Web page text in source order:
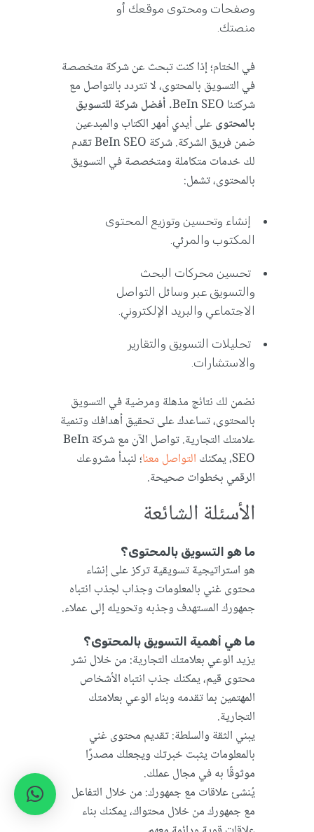
وصفحات ومحتوى موقعك أو
منصتك.
في الختام؛ إذا كنت تبحث عن شركة متخصصة
في التسويق بالمحتوى، لا تتردد بالتواصل مع
شركتنا BeIn SEO.
أفضل شركة للتسويق
بالمحتوى على أيدي أمهر الكتاب والمبدعين
ضمن فريق الشركة. شركة BeIn SEO تقدم
لك خدمات متكاملة ومتخصصة في التسويق
بالمحتوى، تشمل:
إنشاء وتحسين وتوزيع المحتوى
المكتوب والمرئي.
تحسين محركات البحث
والتسويق عبر وسائل التواصل
الاجتماعي والبريد الإلكتروني.
تحليلات التسويق والتقارير
والاستشارات.
نضمن لك نتائج مذهلة ومرضية في التسويق
بالمحتوى، تساعدك على تحقيق أهدافك وتنمية
علامتك التجارية. تواصل الآن مع شركة BeIn
SEO، يمكنك
التواصل معنا؛ لنبدأ مشروعك
الرقمي بخطوات صحيحة.
الأسئلة الشائعة
ما هو التسويق بالمحتوى؟
هو استراتيجية تسويقية تركز على إنشاء
محتوى غني بالمعلومات وجذاب لجذب انتباه
جمهورك المستهدف وجذبه وتحويله إلى عملاء.
ما هي أهمية التسويق بالمحتوى؟
يزيد الوعي بعلامتك التجارية: من خلال نشر
محتوى قيم، يمكنك جذب انتباه الأشخاص
المهتمين بما تقدمه وبناء الوعي بعلامتك
التجارية.
يبني الثقة والسلطة: تقديم محتوى غني
بالمعلومات يثبت خبرتك ويجعلك مصدرًا
موثوقًا به في مجال عملك.
يُنشئ علاقات مع جمهورك: من خلال التفاعل
مع جمهورك من خلال محتواك، يمكنك بناء